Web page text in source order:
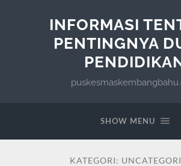
INFORMASI
PENTINGNYA
SHOW MENU
KATEGORI: